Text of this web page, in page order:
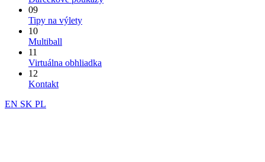
09
Tipy na výlety
10
Multiball
11
Virtuálna obhliadka
12
Kontakt
EN SK PL